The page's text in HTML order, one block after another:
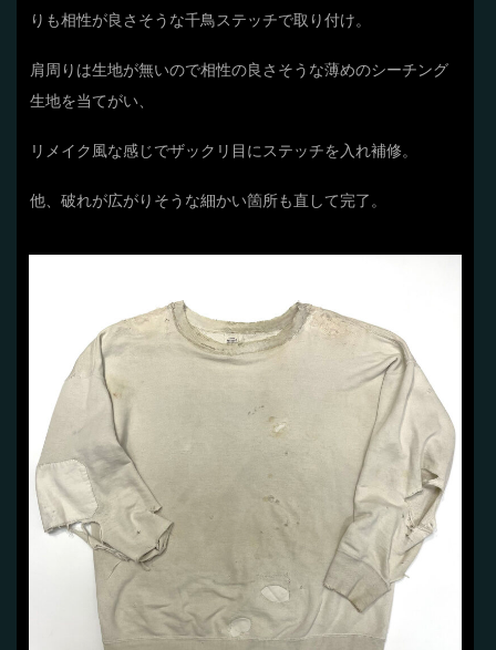
りも相性が良さそうな千鳥ステッチで取り付け。
肩周りは生地が無いので相性の良さそうな薄めのシーチング
生地を当てがい、
リメイク風な感じでザックリ目にステッチを入れ補修。
他、破れが広がりそうな細かい箇所も直して完了。